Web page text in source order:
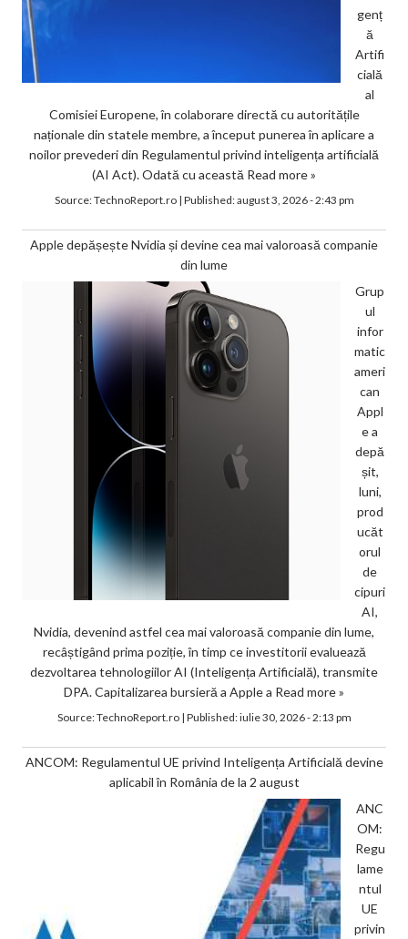
genț
ă
Artifi
cială
al
Comisiei Europene, în colaborare directă cu autoritățile
naționale din statele membre, a început punerea în aplicare a
noilor prevederi din Regulamentul privind inteligența artificială
(AI Act). Odată cu această Read more »
Source:TechnoReport.ro| Published:august 3, 2026 - 2:43 pm
Apple depășește Nvidia și devine cea mai valoroasă companie
din lume
Grup
ul
infor
matic
ameri
can
Appl
e a
depă
șit,
luni,
prod
ucăt
orul
de
cipuri
AI,
Nvidia, devenind astfel cea mai valoroasă companie din lume,
recâștigând prima poziție, în timp ce investitorii evaluează
dezvoltarea tehnologiilor AI (Inteligența Artificială), transmite
DPA. Capitalizarea bursieră a Apple a Read more »
Source:TechnoReport.ro| Published:iulie 30, 2026 - 2:13 pm
ANCOM: Regulamentul UE privind Inteligența Artificială devine
aplicabil în România de la 2 august
ANC
OM:
Regu
lame
ntul
UE
privin